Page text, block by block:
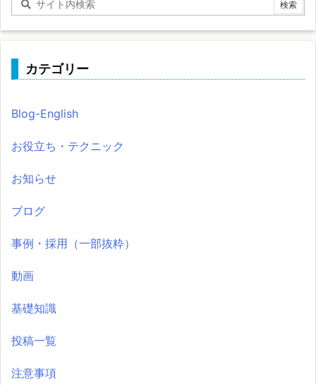
カテゴリー
Blog-English
お役立ち・テクニック
お知らせ
ブログ
事例・採用（一部抜粋）
動画
基礎知識
投稿一覧
注意事項